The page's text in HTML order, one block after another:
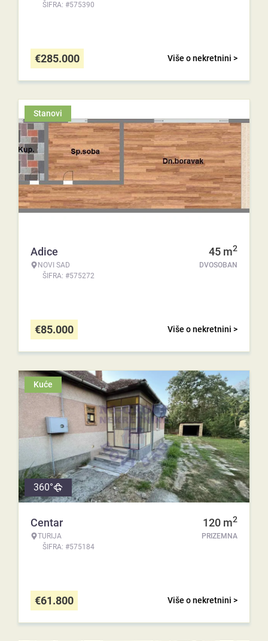
ŠIFRA: #575390
Više o nekretnini >
€285.000
Stanovi
Adice
NOVI SAD
ŠIFRA: #575272
45 m2
DVOSOBAN
Više o nekretnini >
€85.000
Kuće
360°
Centar
TURIJA
ŠIFRA: #575184
120 m2
PRIZEMNA
Više o nekretnini >
€61.800